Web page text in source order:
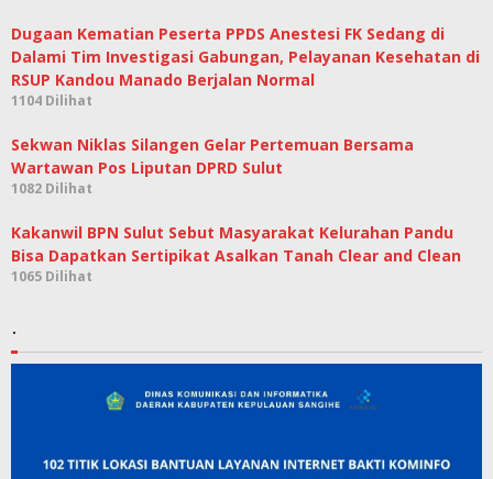
Dugaan Kematian Peserta PPDS Anestesi FK Sedang di
Dalami Tim Investigasi Gabungan, Pelayanan Kesehatan di
RSUP Kandou Manado Berjalan Normal
1104 Dilihat
Sekwan Niklas Silangen Gelar Pertemuan Bersama
Wartawan Pos Liputan DPRD Sulut
1082 Dilihat
Kakanwil BPN Sulut Sebut Masyarakat Kelurahan Pandu
Bisa Dapatkan Sertipikat Asalkan Tanah Clear and Clean
1065 Dilihat
.